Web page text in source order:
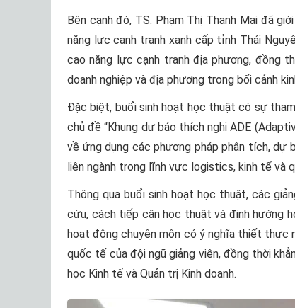
Bên cạnh đó, TS. Phạm Thị Thanh Mai đã
năng lực cạnh tranh xanh cấp tỉnh Thái
cao năng lực cạnh tranh địa phương, đồng
doanh nghiệp và địa phương trong bối cảnh
Đặc biệt, buổi sinh hoạt học thuật có sự
chủ đề “Khung dự báo thích nghi ADE
về ứng dụng các phương pháp phân tích, dự
liên ngành trong lĩnh vực logistics, kinh tế và
Thông qua buổi sinh hoạt học thuật, các
cứu, cách tiếp cận học thuật và định hướng
hoạt động chuyên môn có ý nghĩa thiết thực
quốc tế của đội ngũ giảng viên, đồng thời
học Kinh tế và Quản trị Kinh doanh.